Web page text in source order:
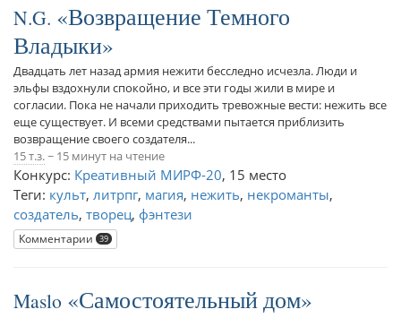
N.G.
Возвращение Темного
Владыки
Двадцать лет назад армия нежити бесследно исчезла. Люди и
эльфы вздохнули спокойно, и все эти годы жили в мире и
согласии. Пока не начали приходить тревожные вести: нежить все
еще существует. И всеми средствами пытается приблизить
возвращение своего создателя...
15 т.з.~ 15 минут на чтение
Конкурс: Креативный МИРФ-20, 15 место
Теги: культ, литрпг, магия, нежить, некроманты,
создатель, творец, фэнтези
Комментарии 39
Maslo Самостоятельный дом